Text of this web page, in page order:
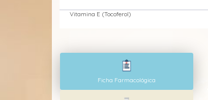
Vitamina E (Tocoferol)
Ficha Farmacológica